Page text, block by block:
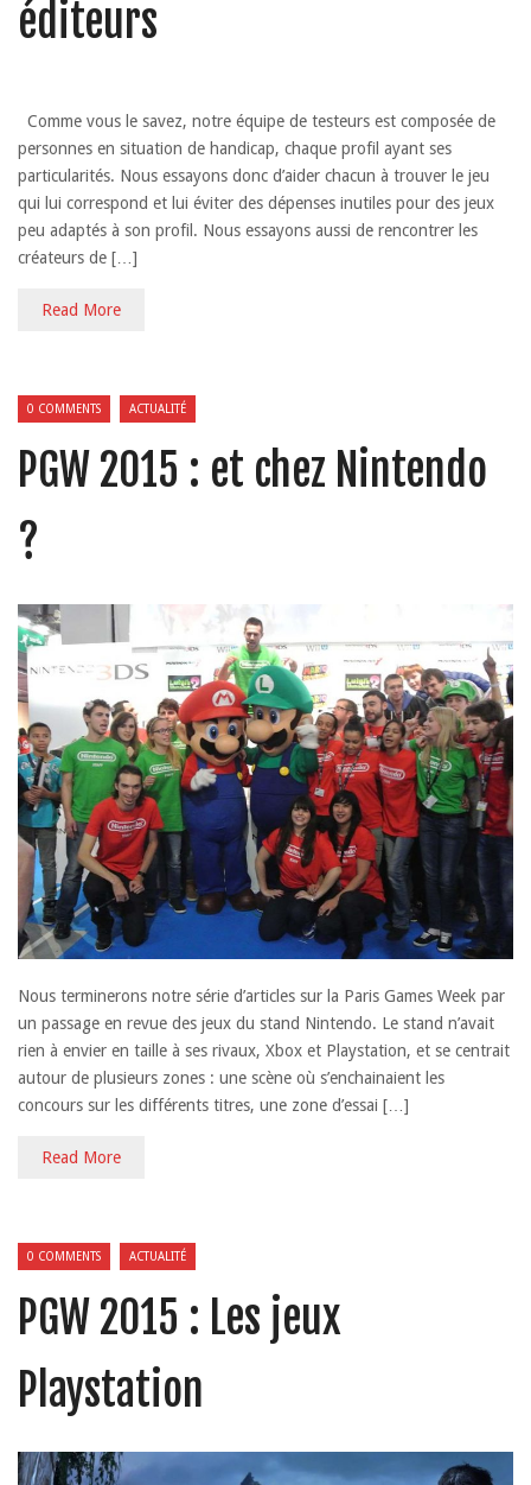
éditeurs
Comme vous le savez, notre équipe de testeurs est composée de
personnes en situation de handicap, chaque profil ayant ses
particularités. Nous essayons donc d’aider chacun à trouver le jeu
qui lui correspond et lui éviter des dépenses inutiles pour des jeux
peu adaptés à son profil. Nous essayons aussi de rencontrer les
créateurs de […]
Read More
0 COMMENTS ACTUALITÉ
PGW 2015 : et chez Nintendo
?
Nous terminerons notre série d’articles sur la Paris Games Week par
un passage en revue des jeux du stand Nintendo. Le stand n’avait
rien à envier en taille à ses rivaux, Xbox et Playstation, et se centrait
autour de plusieurs zones : une scène où s’enchainaient les
concours sur les différents titres, une zone d’essai […]
Read More
0 COMMENTS ACTUALITÉ
PGW 2015 : Les jeux
Playstation